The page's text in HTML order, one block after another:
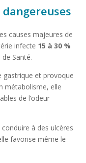
causes majeures de
infecte 15 à 30 %
Santé.
gastrique et provoque
métabolisme, elle
de l’odeur
à des ulcères
favorise même le